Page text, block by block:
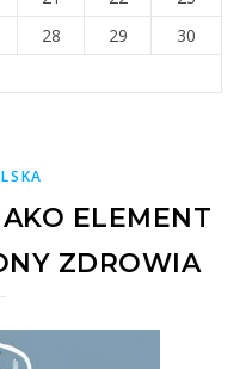
28 29
30
ELEMENT
ZDROWIA